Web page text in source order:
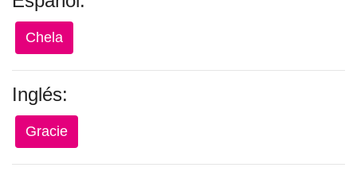
Chela
Inglés:
Gracie